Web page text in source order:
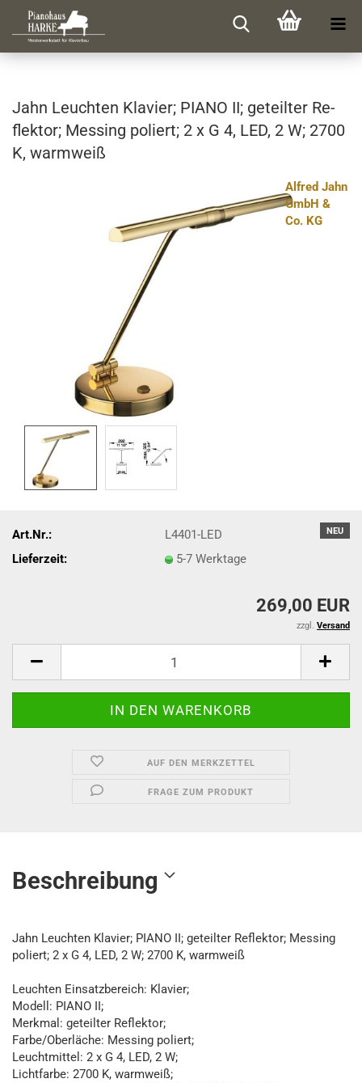
Jahn Leuch­ten Kla­vier; PIANO II; ge­teil­ter Re­
flek­tor; Mes­sing po­liert; 2 x G 4, LED, 2 W; 2700
K, warm­weiß
Alfred Jahn
GmbH &
Co. KG
NEU
Art.Nr.:
L4401-LED
Lieferzeit:
5-7 Werktage
269,00 EUR
zzgl. Versand
AUF DEN MERKZETTEL
FRAGE ZUM PRODUKT
Beschreibung
Jahn Leuchten Klavier; PIANO II; geteilter Reflektor; Messing
poliert; 2 x G 4, LED, 2 W; 2700 K, warmweiß
Leuchten Einsatzbereich: Klavier;
Modell: PIANO II;
Merkmal: geteilter Reflektor;
Farbe/Oberläche: Messing poliert;
Leuchtmittel: 2 x G 4, LED, 2 W;
Lichtfarbe: 2700 K, warmweiß;